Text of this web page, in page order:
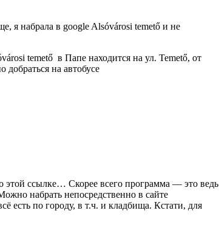
я набрала в google Alsóvárosi temető и не
temető в Папе находится на ул. Temető, от
добраться на автобусе
этой ссылке… Скорее всего программа — это ведь
набрать непосредственно в сайте
по городу, в т.ч. и кладбища. Кстати, для